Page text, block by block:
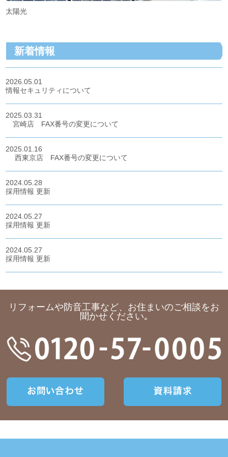
太陽光
新着情報
2026.05.01
情報セキュリティについて
2025.03.31
宮崎店 FAX番号の変更について
2025.01.16
西東京店 FAX番号の変更について
2024.05.28
採用情報 更新
2024.05.27
採用情報 更新
2024.05.27
採用情報 更新
リフォームや防音工事など、お住まいのご相談をお
聞かせください｡